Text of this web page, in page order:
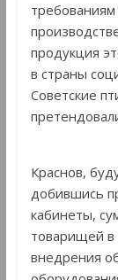
продукция
в страны
Советские
Краснов,
добившись
кабинеты,
товарищей в
внедрения